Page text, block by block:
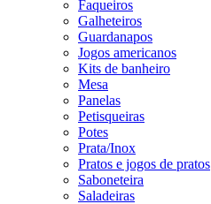
Faqueiros
Galheteiros
Guardanapos
Jogos americanos
Kits de banheiro
Mesa
Panelas
Petisqueiras
Potes
Prata/Inox
Pratos e jogos de pratos
Saboneteira
Saladeiras